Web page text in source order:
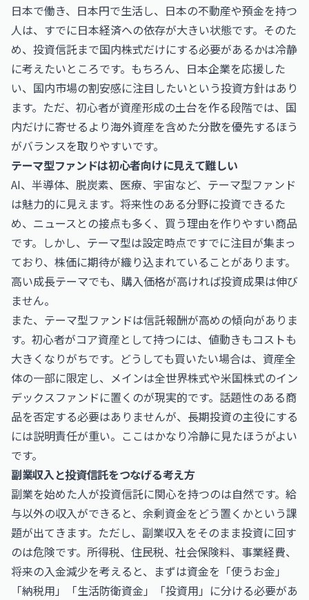
日本で働き、日本円で生活し、日本の不動産や預金を持つ
人は、すでに日本経済への依存が大きい状態です。そのた
め、投資信託まで国内株式だけにする必要があるかは冷静
に考えたいところです。もちろん、日本企業を応援した
い、国内市場の割安感に注目したいという投資方針はあり
ます。ただ、初心者が資産形成の土台を作る段階では、国
内だけに寄せるより海外資産を含めた分散を優先するほう
がバランスを取りやすいです。
テーマ型ファンドは初心者向けに見えて難しい
AI、半導体、脱炭素、医療、宇宙など、テーマ型ファンド
は魅力的に見えます。将来性のある分野に投資できるた
め、ニュースとの接点も多く、買う理由を作りやすい商品
です。しかし、テーマ型は設定時点ですでに注目が集まっ
ており、株価に期待が織り込まれていることがあります。
高い成長テーマでも、購入価格が高ければ投資成果は伸び
ません。
また、テーマ型ファンドは信託報酬が高めの傾向がありま
す。初心者がコア資産として持つには、値動きもコストも
大きくなりがちです。どうしても買いたい場合は、資産全
体の一部に限定し、メインは全世界株式や米国株式のイン
デックスファンドに置くのが現実的です。話題性のある商
品を否定する必要はありませんが、長期投資の主役にする
には説明責任が重い。ここはかなり冷静に見たほうがよい
です。
副業収入と投資信託をつなげる考え方
副業を始めた人が投資信託に関心を持つのは自然です。給
与以外の収入ができると、余剰資金をどう置くかという課
題が出てきます。ただし、副業収入をそのまま投資に回す
のは危険です。所得税、住民税、社会保険料、事業経費、
将来の入金減少を考えると、まずは資金を「使うお金」
「納税用」「生活防衛資金」「投資用」に分ける必要があ